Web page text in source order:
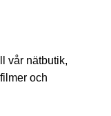
vår nätbutik,
och